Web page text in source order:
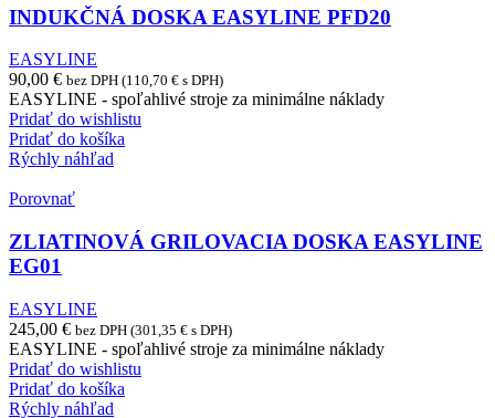
INDUKČNÁ DOSKA EASYLINE PFD20
EASYLINE
90,00 € bez DPH (110,70 € s DPH)
EASYLINE - spoľahlivé stroje za minimálne náklady
Pridať do wishlistu
Pridať do košíka
Rýchly náhľad
Porovnať
ZLIATINOVÁ GRILOVACIA DOSKA EASYLINE
EG01
EASYLINE
245,00 € bez DPH (301,35 € s DPH)
EASYLINE - spoľahlivé stroje za minimálne náklady
Pridať do wishlistu
Pridať do košíka
Rýchly náhľad